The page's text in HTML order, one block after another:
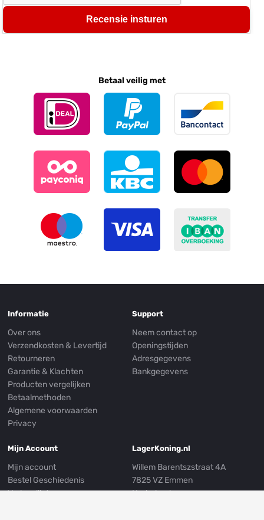
Recensie insturen
Betaal veilig met
Informatie
Over ons
Verzendkosten & Levertijd
Retourneren
Garantie & Klachten
Producten vergelijken
Betaalmethoden
Algemene voorwaarden
Privacy
Support
Neem contact op
Openingstijden
Adresgegevens
Bankgegevens
Mijn Account
Mijn account
Bestel Geschiedenis
Verlanglijst
LagerKoning.nl
Willem Barentszstraat 4A
7825 VZ Emmen
Nederland